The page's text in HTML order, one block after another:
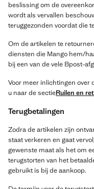
beslissing om de
wordt als vervallen
teruggezonden voordat die
Om de artikelen te
diensten die Mango hem/
bij een van de vele Bpost-
Voor meer inlichtingen over
u naar de sectieRuilen en
Terugbetalingen
Zodra de artikelen zijn
staat verkeren en gaat
gewenste maat als het om
terugstorten van het
gebruikt is bij de aankoop.